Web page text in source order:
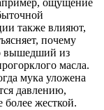
ощущение
также влияют,
почему
вышедший из
масла.
мука уложена
давлению,
более жесткой.